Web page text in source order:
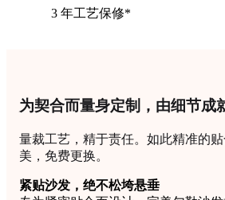
3 年工艺保修*
为契合而量身定制，由细节成
量裁工艺，精于责任。如此精准的
美，免费更换。
紧贴沙发，绝不松垮悬垂